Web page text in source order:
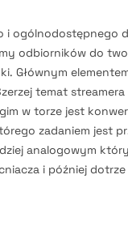
i ogólnodostępnego
odbiorników do
Głównym
temat streamera
w torze jest
zadaniem jest
analogowym
i później dotrze